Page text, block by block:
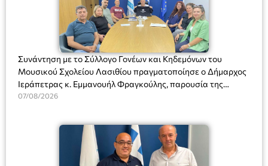
Συνάντηση με το Σύλλογο Γονέων και Κηδεμόνων του
Μουσικού Σχολείου Λασιθίου πραγματοποίησε ο Δήμαρχος
Ιεράπετρας κ. Εμμανουήλ Φραγκούλης, παρουσία της
Διευθύντριας του σχολείου κας Μαριάννας Χαΐτα.
07/08/2026